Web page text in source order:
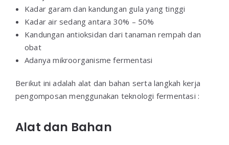
Kadar garam dan kandungan gula yang tinggi
Kadar air sedang antara 30% – 50%
Kandungan antioksidan dari tanaman rempah dan
obat
Adanya mikroorganisme fermentasi
Berikut ini adalah alat dan bahan serta langkah kerja
pengomposan menggunakan teknologi fermentasi :
Alat dan Bahan